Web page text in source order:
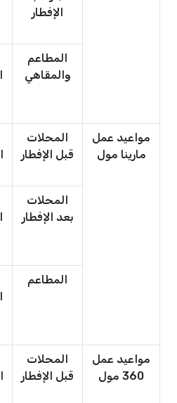
الإفطار
المطاعم
والمقاهي
مواعيد عمل
مارينا مول
المحلات
قبل الإفطار
المحلات
بعد الإفطار
المطاعم
مواعيد عمل
360 مول
المحلات
قبل الإفطار